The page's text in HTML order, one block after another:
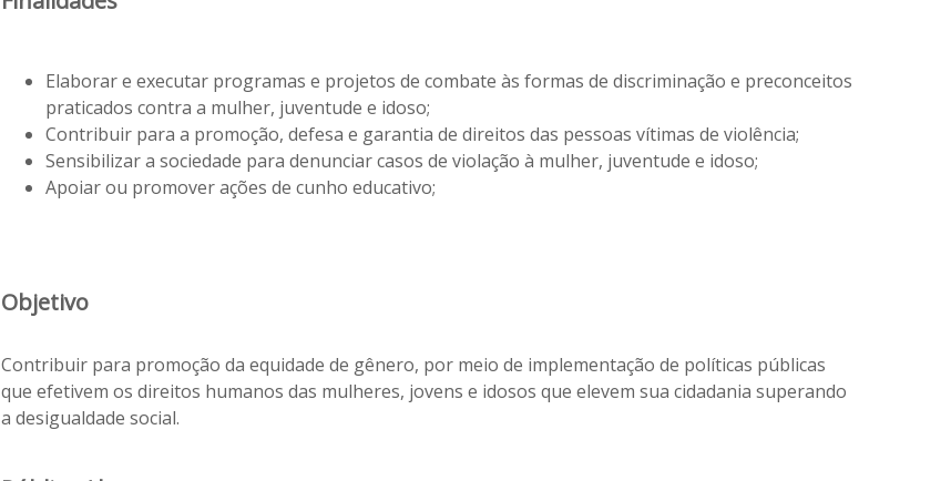
Elaborar e executar programas e projetos de combate às formas de discriminação e preconceitos
praticados contra a mulher, juventude e idoso;
Contribuir para a promoção, defesa e garantia de direitos das pessoas vítimas de violência;
Sensibilizar a sociedade para denunciar casos de violação à mulher, juventude e idoso;
Apoiar ou promover ações de cunho educativo;
Objetivo
Contribuir para promoção da equidade de gênero, por meio de implementação de políticas públicas
que efetivem os direitos humanos das mulheres, jovens e idosos que elevem sua cidadania superando
a desigualdade social.